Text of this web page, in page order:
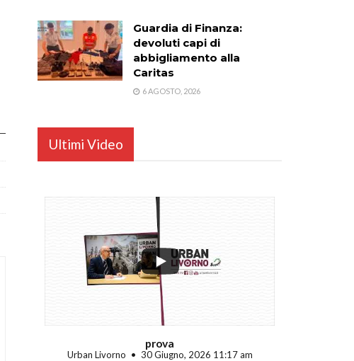
Guardia di Finanza:
devoluti capi di
abbigliamento alla
Caritas
6 AGOSTO, 2026
Ultimi Video
...
prova
Urban Livorno 30 Giugno, 2026 11:17 am